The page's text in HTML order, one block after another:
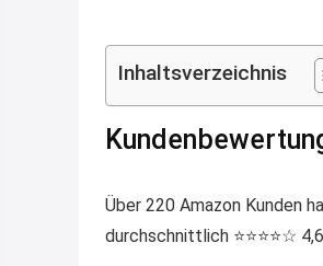
Inhaltsverzeichnis
Über 220 Amazon Kunden
durchschnittlich ⭐️⭐️⭐️⭐️☆